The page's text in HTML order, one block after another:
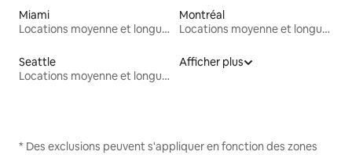
Miami
Locations moyenne et longue durée
Montréal
Locations moyenne et longue durée
Seattle
Locations moyenne et longue durée
Afficher plus
* Des exclusions peuvent s'appliquer en fonction des zones